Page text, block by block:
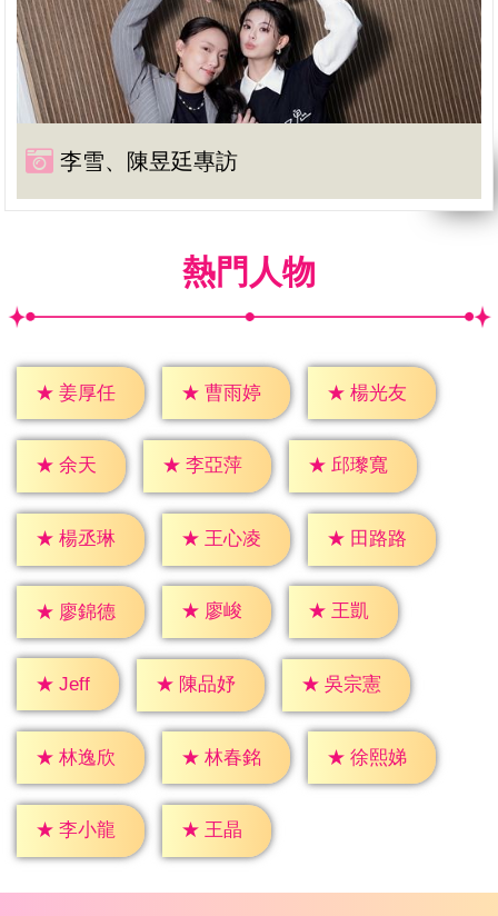
李雪、陳昱廷專訪
熱門人物
★ 姜厚任 ★ 曹雨婷 ★ 楊光友
★ 余天 ★ 李亞萍 ★ 邱瓈寬
★ 楊丞琳 ★ 王心凌 ★ 田路路
★ 廖錦德 ★ 廖峻 ★ 王凱
★ Jeff ★ 陳品妤 ★ 吳宗憲
★ 林逸欣 ★ 林春銘 ★ 徐熙娣
★ 李小龍 ★ 王晶